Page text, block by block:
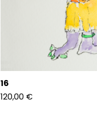
16
120,00 €